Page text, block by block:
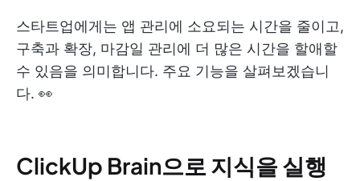
스타트업에게는 앱 관리에 소요되는 시간을 줄이고,
구축과 확장, 마감일 관리에 더 많은 시간을 할애할
수 있음을 의미합니다. 주요 기능을 살펴보겠습니
다. 👀
ClickUp Brain으로 지식을 실행